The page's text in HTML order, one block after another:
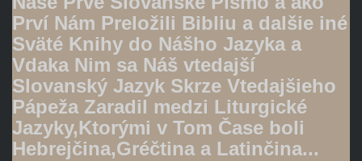
Prví Nám Preložili Bibliu a dalšie iné
Sväté Knihy do Nášho Jazyka a
Vdaka Nim sa Náš vtedajší
Slovanský Jazyk Skrze Vtedajšieho
Pápeža Zaradil medzi Liturgické
Jazyky,Ktorými v Tom Čase boli
Hebrejčina,Gréčtina a Latinčina...